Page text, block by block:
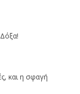
και η σφαγή